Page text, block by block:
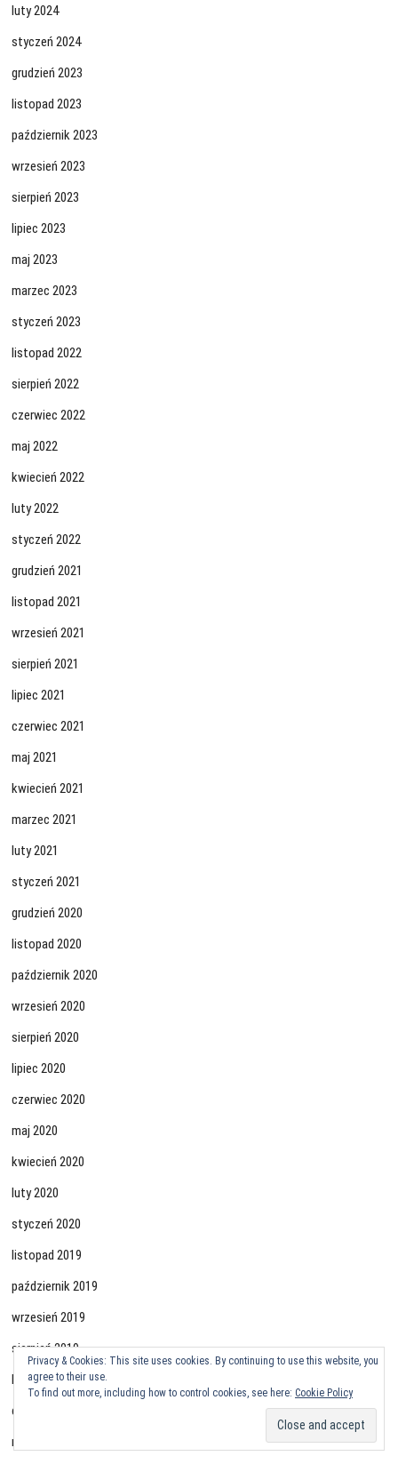
luty 2024
styczeń 2024
grudzień 2023
listopad 2023
październik 2023
wrzesień 2023
sierpień 2023
lipiec 2023
maj 2023
marzec 2023
styczeń 2023
listopad 2022
sierpień 2022
czerwiec 2022
maj 2022
kwiecień 2022
luty 2022
styczeń 2022
grudzień 2021
listopad 2021
wrzesień 2021
sierpień 2021
lipiec 2021
czerwiec 2021
maj 2021
kwiecień 2021
marzec 2021
luty 2021
styczeń 2021
grudzień 2020
listopad 2020
październik 2020
wrzesień 2020
sierpień 2020
lipiec 2020
czerwiec 2020
maj 2020
kwiecień 2020
luty 2020
styczeń 2020
listopad 2019
październik 2019
wrzesień 2019
sierpień 2019
lipiec 2019
czerwiec 2019
maj 2019
Privacy & Cookies: This site uses cookies. By continuing to use this website, you
agree to their use.
To find out more, including how to control cookies, see here: Cookie Policy